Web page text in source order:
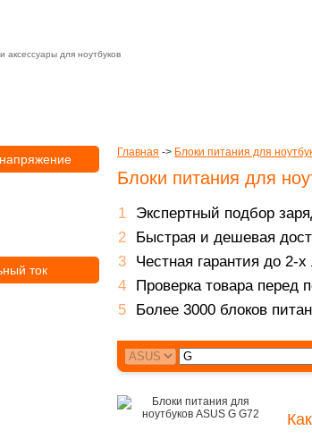
аксессуары для ноутбуков
Главная -> Блоки питания для
Блоки питания для
Экспертный подбор
Быстрая и дешевая
Честная гарантия до 2-х
Проверка товара перед
Более 3000 блоков
ток